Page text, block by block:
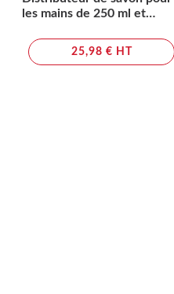
les mains de 250 ml et
parfumées de 150 g
Wellmark Discovery-
25,98 € HT